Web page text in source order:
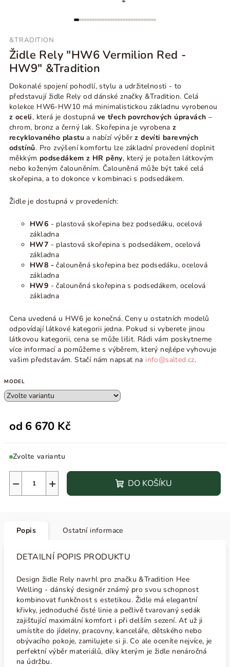
&TRADITION
Židle Rely "HW6 Vermilion Red -
HW9" &Tradition
Dokonalé spojení pohodlí, stylu a udržitelnosti - to
představují židle Rely od dánské značky &Tradition. Celá
kolekce HW6-HW10 má minimalistickou základnu vyrobenou
z oceli, která je dostupná ve třech povrchových úpravách –
chrom, bronz a černý lak. Skořepina je vyrobenaz
recyklovaného plastu a nabízí výběrz devíti barevných
odstínů. Pro zvýšení komfortu lze základní provedení doplnit
měkkým podsedákem z HR pěny, který je potažen látkovým
nebo koženým čalouněním. Čalouněná může být také celá
skořepina, a to dokonce v kombinaci s podsedákem.
Židle je dostupná v provedeních:
HW6 - plastová skořepina bez podsedáku, ocelová
základna
HW7 - plastová skořepina s podsedákem, ocelová
základna
HW8 - čalouněná skořepina bez podsedáku, ocelová
základna
HW9 - čalouněná skořepina s podsedákem, ocelová
základna
Cena uvedená u HW6 je konečná. Ceny u ostatních modelů
odpovídají látkové kategorii jedna. Pokud si vyberete jinou
látkovou kategorii, cena se může lišit. Rádi vám poskytneme
více informací a pomůžeme s výběrem, který nejlépe vyhovuje
vašim představám. Stačí nám napsat na info@salted.cz.
MODEL
od 6 670 Kč
Zvolte variantu
+
− DO KOŠÍKU
Popis Ostatní informace
DETAILNÍ POPIS PRODUKTU
Design židle Rely navrhl pro značku &Tradition Hee
Welling - dánský designérznámý pro svou schopnost
kombinovat funkčnost s estetikou. Židle máelegantní
křivky, jednoduché čisté linie a pečlivě tvarovaný sedák
zajišťující maximální komfort i při delším sezení. Ať už ji
umístíte do jídelny, pracovny, kanceláře, dětského nebo
obývacího pokoje, zamilujete si ji.Co ale oceníte nejvíce, je
perfektní výběr materiálů, díky kterým je židle nenáročná
na údržbu.